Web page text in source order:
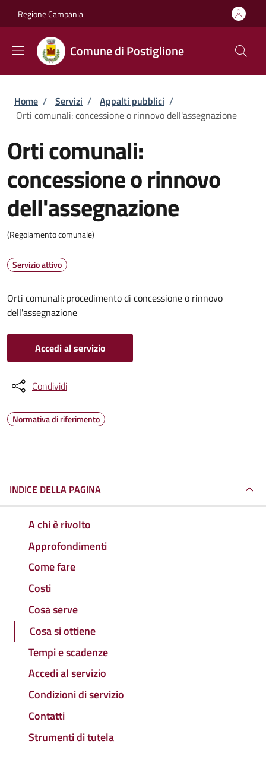
Regione Campania
Comune di Postiglione
Briciole di pane
Home / Servizi / Appalti pubblici /
Orti comunali: concessione o rinnovo dell'assegnazione
Orti comunali:
concessione o rinnovo
dell'assegnazione
(Regolamento comunale)
Servizio attivo
Orti comunali: procedimento di concessione o rinnovo
dell'assegnazione
Accedi al servizio
Condividi
Normativa di riferimento
INDICE DELLA PAGINA
A chi è rivolto
Approfondimenti
Come fare
Costi
Cosa serve
Cosa si ottiene
Tempi e scadenze
Accedi al servizio
Condizioni di servizio
Contatti
Strumenti di tutela